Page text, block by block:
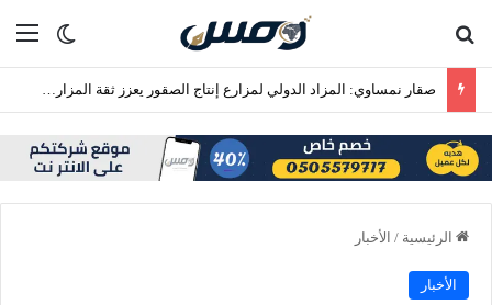
الوضع
الرئيسية / الأخبار
الأخبار